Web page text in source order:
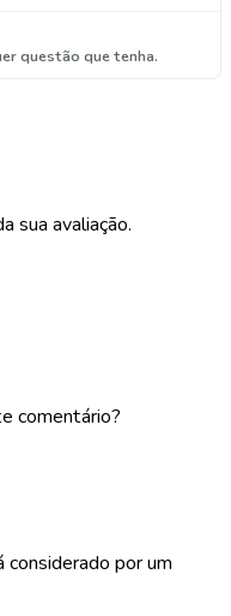
questão que tenha.
sua avaliação.
comentário?
por um